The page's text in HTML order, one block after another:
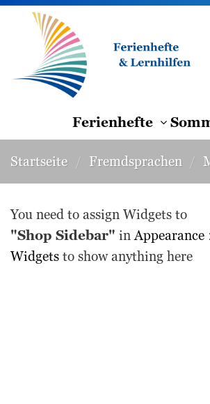
Zum
springen
Ferienhefte
Startseite / Fremdsprachen /
You need to assign Widgets to
"Shop Sidebar" inAppearance
Widgets to show anything here